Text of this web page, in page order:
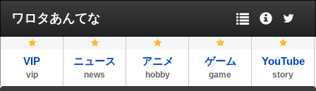
ワロタあんてな
VIP
vip
ニュース
news
アニメ
hobby
ゲーム
game
YouTube
story